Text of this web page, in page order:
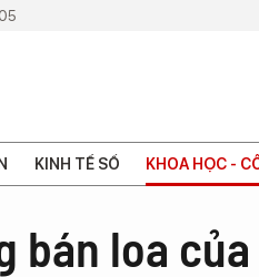
KINH TẾ SỐ KHOA HỌC -
bán loa